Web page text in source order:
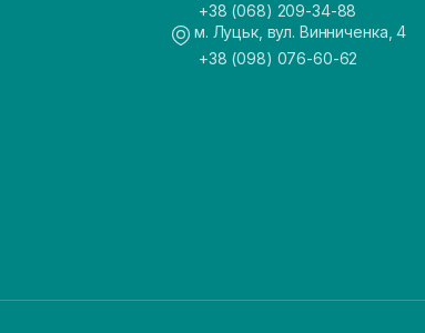
+38 (068) 209-34-88
м. Луцьк, вул. Винниченка, 4
+38 (098) 076-60-62